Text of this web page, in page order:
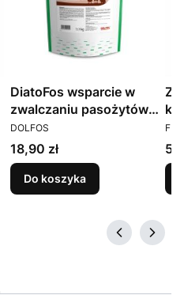
DiatoFos wsparcie w
zwalczaniu pasożytów
drobiu 1 kg
PRODUCENT
DOLFOS
Cena
18,90 zł
Do koszyka